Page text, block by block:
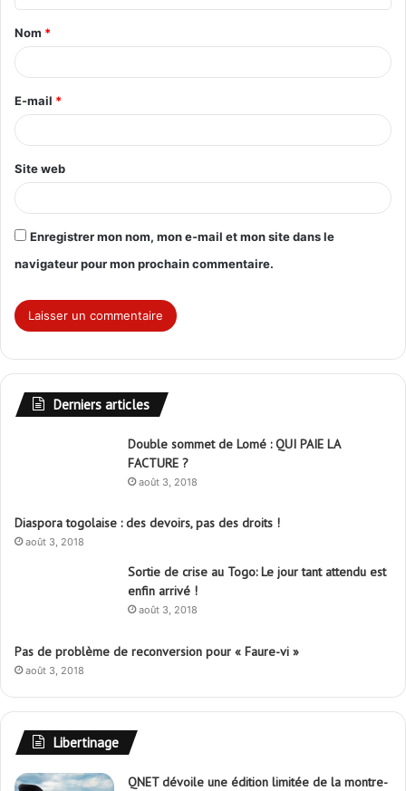
t
a
e
*
Nom *
E-mail *
Site web
Enregistrer mon nom, mon e-mail et mon site dans le
navigateur pour mon prochain commentaire.
Derniers articles
Double sommet de Lomé : QUI PAIE LA
FACTURE ?
août 3, 2018
Diaspora togolaise : des devoirs, pas des droits !
août 3, 2018
Sortie de crise au Togo: Le jour tant attendu est
enfin arrivé !
août 3, 2018
Pas de problème de reconversion pour « Faure-vi »
août 3, 2018
Libertinage
QNET dévoile une édition limitée de la montre-